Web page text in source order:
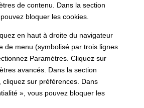
de contenu. Dans la section
bloquer les cookies.
en haut à droite du navigateur
de menu (symbolisé par trois lignes
Paramètres. Cliquez sur
avancés. Dans la section
cliquez sur préférences. Dans
», vous pouvez bloquer les